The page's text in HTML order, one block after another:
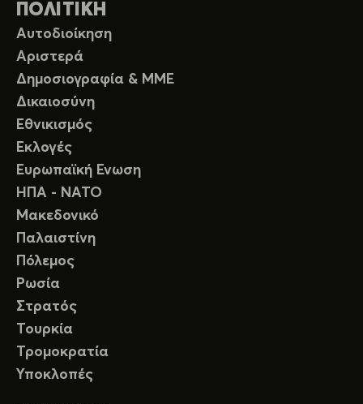
ΠΟΛΙΤΙΚΗ
Αυτοδιοίκηση
Αριστερά
Δημοσιογραφία & ΜΜΕ
Δικαιοσύνη
Εθνικισμός
Εκλογές
Ευρωπαϊκή Ενωση
ΗΠΑ - ΝΑΤΟ
Μακεδονικό
Παλαιστίνη
Πόλεμος
Ρωσία
Στρατός
Τουρκία
Τρομοκρατία
Υποκλοπές